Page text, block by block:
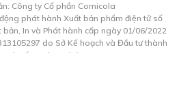
Công ty Cổ phần Comicola
phát hành Xuất bản phẩm điện tử số
bản, In và Phát hành cấp ngày 01/06/2022
do Sở Kế hoạch và Đầu tư thành
cấp ngày 21/1/2015